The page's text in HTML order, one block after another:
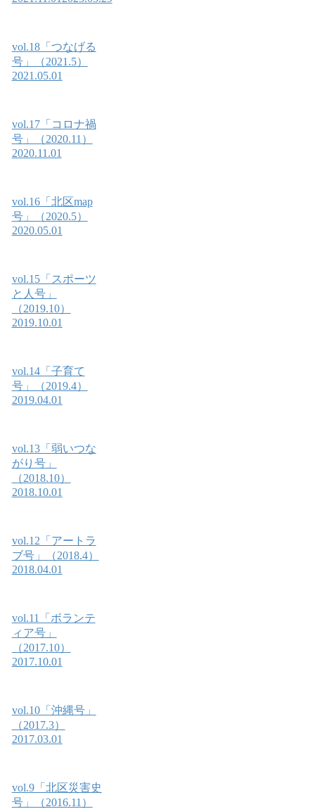
vol.18「つなげる
号」（2021.5）
2021.05.01
vol.17「コロナ禍
号」（2020.11）
2020.11.01
vol.16「北区map
号」（2020.5）
2020.05.01
vol.15「スポーツ
と人号」
（2019.10）
2019.10.01
vol.14「子育て
号」（2019.4）
2019.04.01
vol.13「弱いつな
がり号」
（2018.10）
2018.10.01
vol.12「アートラ
ブ号」（2018.4）
2018.04.01
vol.11「ボランテ
ィア号」
（2017.10）
2017.10.01
vol.10「沖縄号」
（2017.3）
2017.03.01
vol.9「北区災害史
号」（2016.11）